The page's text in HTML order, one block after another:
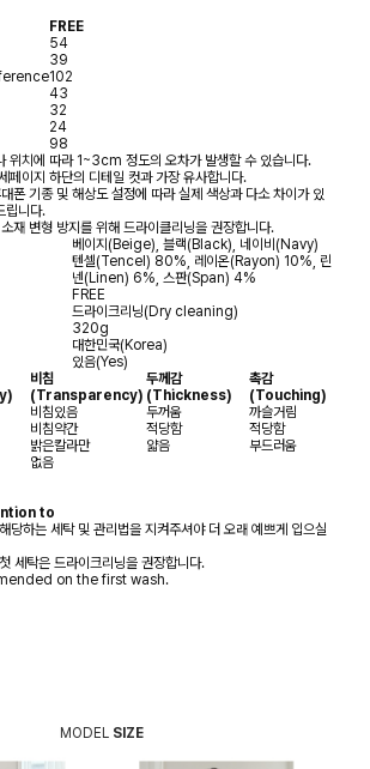
FREE
54
39
102
43
32
24
98
위치에 따라 1~3cm 정도의 오차가 발생할 수 있습니다.
페이지 하단의 디테일 컷과 가장 유사합니다.
폰 기종 및 해상도 설정에 따라 실제 색상과 다소 차이가 있
립니다.
재 변형 방지를 위해 드라이클리닝을 권장합니다.
베이지(Beige), 블랙(Black), 네이비(Navy)
텐셀(Tencel) 80%, 레이온(Rayon) 10%, 린
넨(Linen) 6%, 스판(Span) 4%
FREE
드라이크리닝(Dry cleaning)
320g
대한민국(Korea)
있음(Yes)
비침
(Transparency)
두께감
(Thickness)
촉감
(Touching)
비침있음 두꺼움
까슬거림
비침약간 적당함
적당함
밝은칼라만 얇음
부드러움
없음
to
당하는 세탁 및 관리법을 지켜주셔야 더 오래 예쁘게 입으실
세탁은 드라이크리닝을 권장합니다.
on the first wash.
MODEL SIZE